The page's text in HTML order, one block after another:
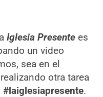
Iglesia Presente es
un video
sea en el
otra tarea
#laiglesiapresente.